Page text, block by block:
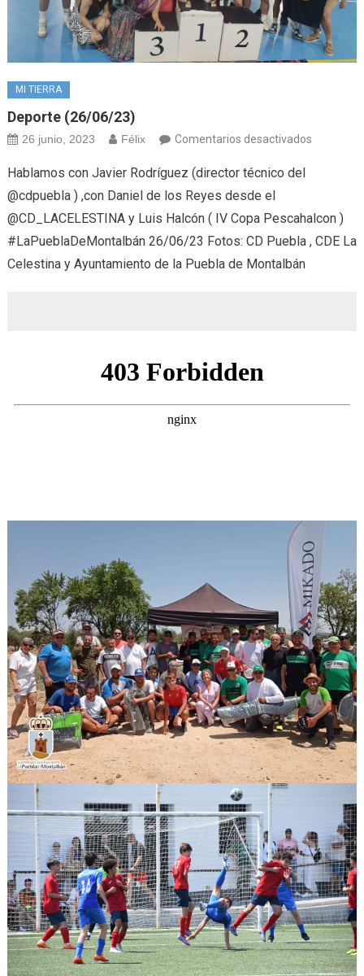
MI TIERRA
Deporte (26/06/23)
26 junio, 2023 Félix Comentarios desactivadosen
Hablamos con Javier Rodríguez (director técnico del
@cdpuebla ) ,con Daniel de los Reyes desde el
@CD_LACELESTINA y Luis Halcón ( IV Copa Pescahalcon )
#LaPueblaDeMontalbán 26/06/23 Fotos: CD Puebla , CDE La
Celestina y Ayuntamiento de la Puebla de Montalbán